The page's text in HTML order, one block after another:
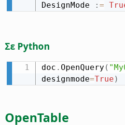
DesignMode
: =
Σε Python
doc . OpenQuery (
designmode=True )
OpenTable